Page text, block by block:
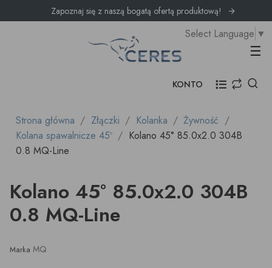
Zapoznaj się z naszą bogatą ofertą produktową!
☰
Select Language ▼
KONTO
Strona główna Złączki Kolanka
Żywność
Kolana spawalnicze 45º
Kolano 45° 85.0x2.0 304B
0.8 MQ-Line
Kolano 45° 85.0x2.0 304B
0.8 MQ-Line
Marka MQ